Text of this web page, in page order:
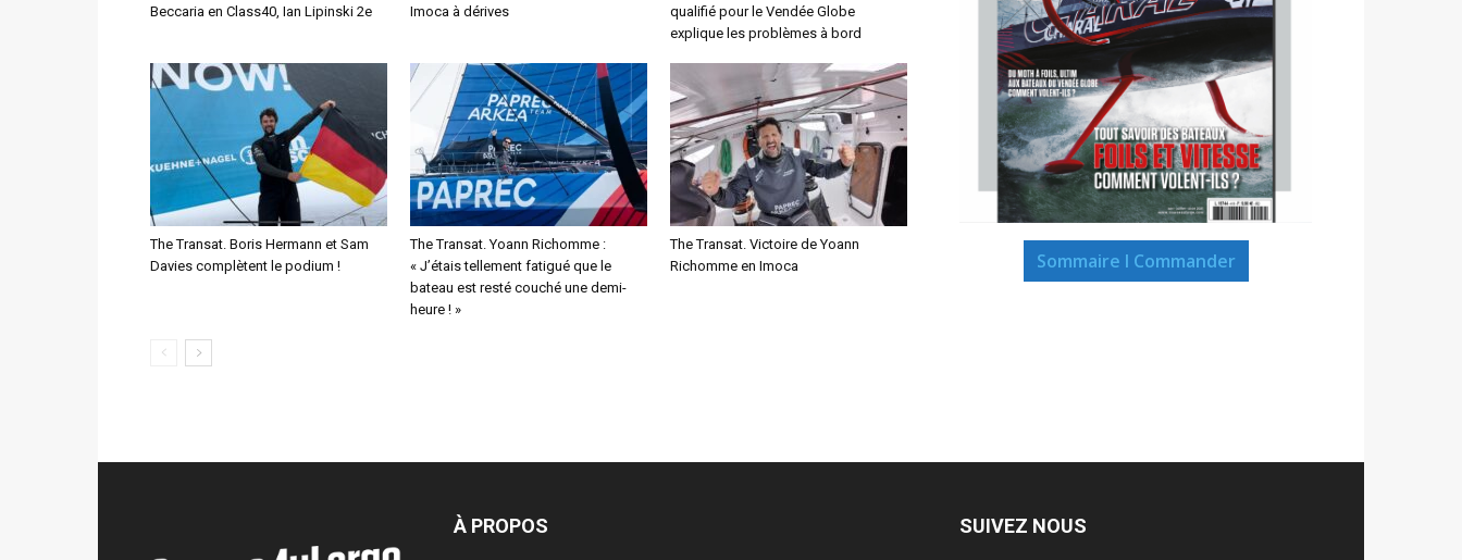
Beccaria en Class40, Ian Lipinski 2e
Imoca à dérives
qualifié pour le Vendée Globe
explique les problèmes à bord
The Transat. Boris Hermann et Sam
Davies complètent le podium !
The Transat. Yoann Richomme :
« J’étais tellement fatigué que le
bateau est resté couché une demi-
heure ! »
The Transat. Victoire de Yoann
Richomme en Imoca
Sommaire I Commander
À PROPOS SUIVEZ NOUS